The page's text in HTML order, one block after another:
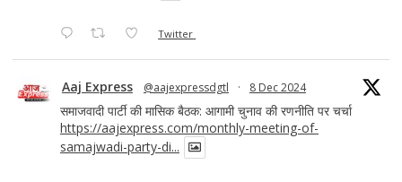
Twitter
Aaj Express @aajexpressdgtl · 8 Dec 2024
समाजवादी पार्टी की मासिक बैठक: आगामी चुनाव की रणनीति पर चर्चा
https://aajexpress.com/monthly-meeting-of-
samajwadi-party-di...